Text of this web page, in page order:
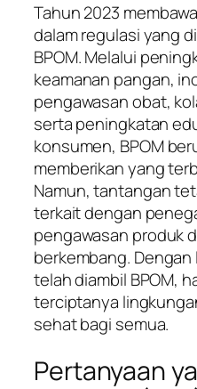
Tahun 2023
dalam regulasi yang
BPOM. Melalui
keamanan pangan,
pengawasan obat,
serta peningkatan
konsumen, BPOM
memberikan yang
Namun, tantangan
terkait dengan
pengawasan produk
berkembang.
telah diambil BPOM,
terciptanya
sehat bagi semua.
Pertanyaan